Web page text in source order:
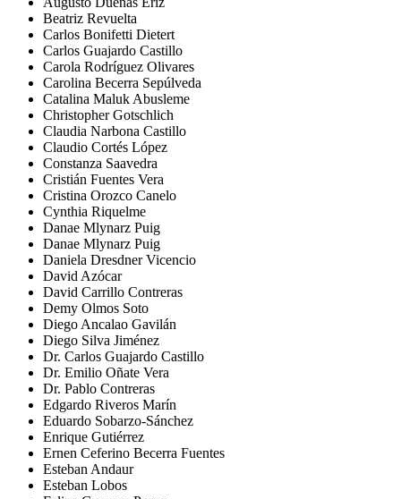
Beatriz Revuelta
Carlos Bonifetti Dietert
Carlos Guajardo Castillo
Carola Rodríguez Olivares
Carolina Becerra Sepúlveda
Catalina Maluk Abusleme
Christopher Gotschlich
Claudia Narbona Castillo
Claudio Cortés López
Constanza Saavedra
Cristián Fuentes Vera
Cristina Orozco Canelo
Cynthia Riquelme
Danae Mlynarz Puig
Danae Mlynarz Puig
Daniela Dresdner Vicencio
David Azócar
David Carrillo Contreras
Demy Olmos Soto
Diego Ancalao Gavilán
Diego Silva Jiménez
Dr. Carlos Guajardo Castillo
Dr. Emilio Oñate Vera
Dr. Pablo Contreras
Edgardo Riveros Marín
Eduardo Sobarzo-Sánchez
Enrique Gutiérrez
Ernen Ceferino Becerra Fuentes
Esteban Andaur
Esteban Lobos